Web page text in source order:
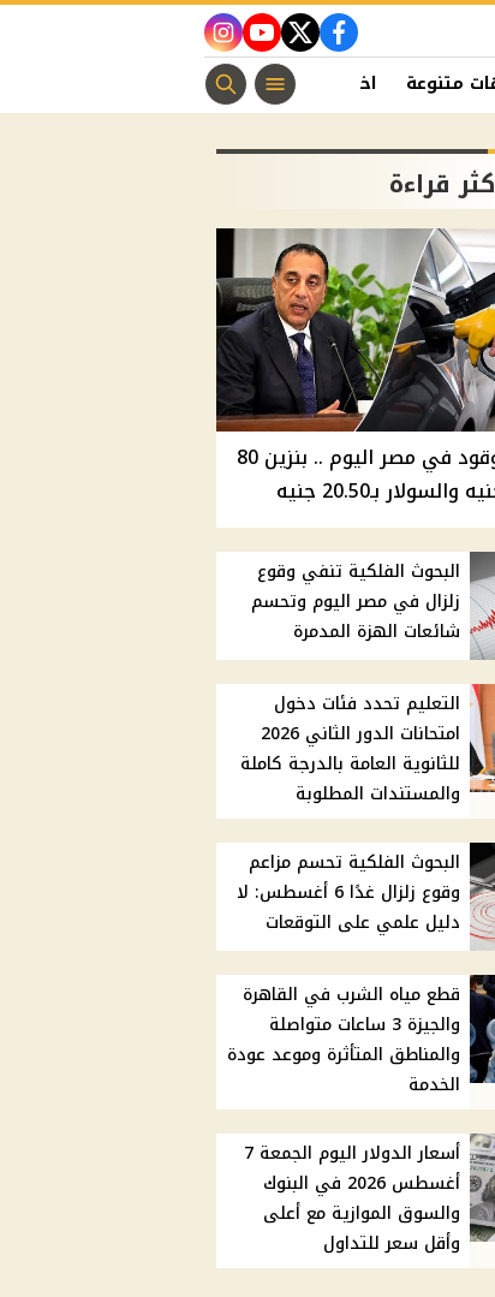
facebook
twitter
youtube
instagram
متنوعة اخبار الفن منوعات مسيحية
قراءة
أسعار الوقود في مصر اليوم .. بنزين 80
البحوث الفلكية تنفي وقوع
زلزال في مصر اليوم وتحسم
شائعات الهزة المدمرة
التعليم تحدد فئات دخول
امتحانات الدور الثاني 2026
للثانوية العامة بالدرجة كاملة
والمستندات المطلوبة
البحوث الفلكية تحسم مزاعم
وقوع زلزال غدًا 6 أغسطس: لا
دليل علمي على التوقعات
قطع مياه الشرب في القاهرة
والجيزة 3 ساعات متواصلة
والمناطق المتأثرة وموعد عودة
الخدمة
أسعار الدولار اليوم الجمعة 7
أغسطس 2026 في البنوك
والسوق الموازية مع أعلى
وأقل سعر للتداول